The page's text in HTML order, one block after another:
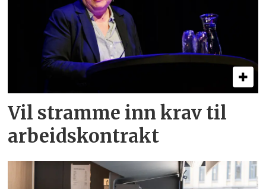
Vil stramme inn krav til
arbeids­kontrakt